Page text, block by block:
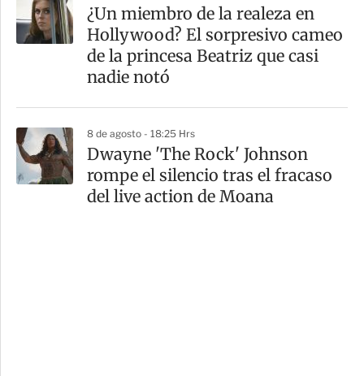
¿Un miembro de la realeza en
Hollywood? El sorpresivo cameo
de la princesa Beatriz que casi
nadie notó
8 de agosto - 18:25 Hrs
Dwayne 'The Rock' Johnson
rompe el silencio tras el fracaso
del live action de Moana